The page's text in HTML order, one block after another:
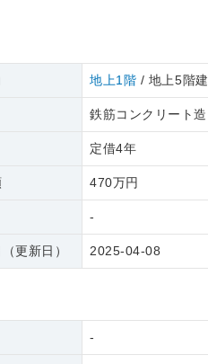
地上1階 / 地上5階建
鉄筋コンクリート造
定借4年
470万円
-
更新日） 2025-04-08
-